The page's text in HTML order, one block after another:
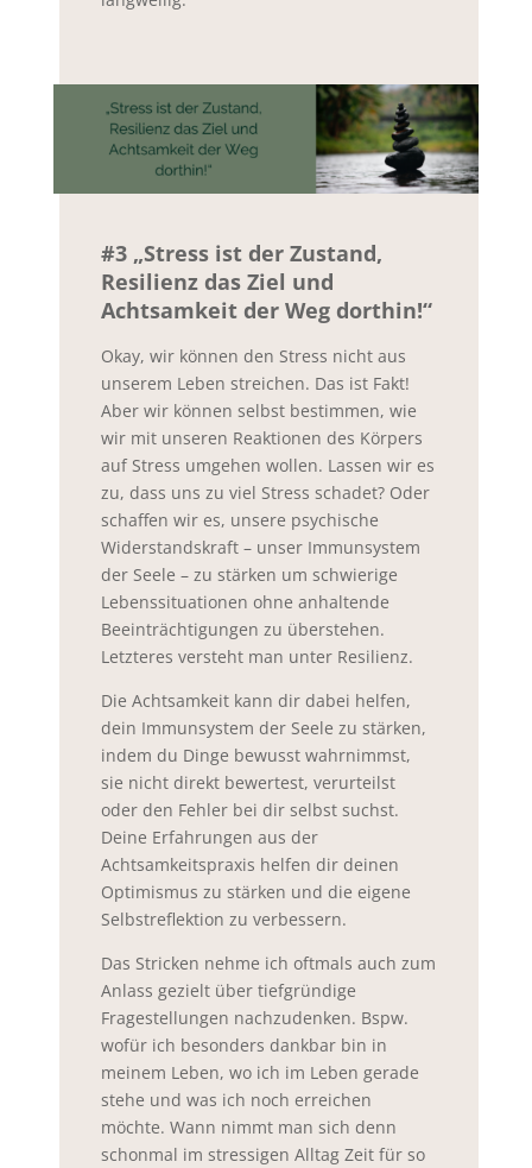
#3 „Stress ist der Zustand,
Resilienz das Ziel und
Achtsamkeit der Weg dorthin!“
Okay, wir können den Stress nicht aus
unserem Leben streichen. Das ist Fakt!
Aber wir können selbst bestimmen, wie
wir mit unseren Reaktionen des Körpers
auf Stress umgehen wollen. Lassen wir es
zu, dass uns zu viel Stress schadet? Oder
schaffen wir es, unsere psychische
Widerstandskraft – unser Immunsystem
der Seele – zu stärken um schwierige
Lebenssituationen ohne anhaltende
Beeinträchtigungen zu überstehen.
Letzteres versteht man unter Resilienz.
Die Achtsamkeit kann dir dabei helfen,
dein Immunsystem der Seele zu stärken,
indem du Dinge bewusst wahrnimmst,
sie nicht direkt bewertest, verurteilst
oder den Fehler bei dir selbst suchst.
Deine Erfahrungen aus der
Achtsamkeitspraxis helfen dir deinen
Optimismus zu stärken und die eigene
Selbstreflektion zu verbessern.
Das Stricken nehme ich oftmals auch zum
Anlass gezielt über tiefgründige
Fragestellungen nachzudenken. Bspw.
wofür ich besonders dankbar bin in
meinem Leben, wo ich im Leben gerade
stehe und was ich noch erreichen
möchte. Wann nimmt man sich denn
schonmal im stressigen Alltag Zeit für so